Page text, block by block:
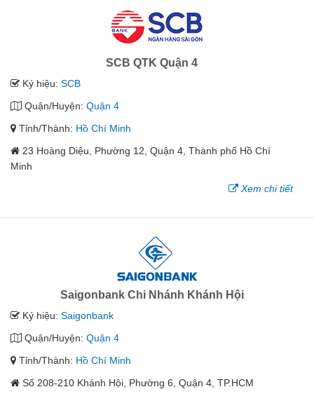
SCB QTK Quận 4
Ký hiệu: SCB
Quận/Huyện: Quận 4
Tỉnh/Thành: Hồ Chí Minh
23 Hoàng Diệu, Phường 12, Quận 4, Thành phố Hồ Chí
Minh
Xem chi tiết
Saigonbank Chi Nhánh Khánh Hội
Ký hiệu: Saigonbank
Quận/Huyện: Quận 4
Tỉnh/Thành: Hồ Chí Minh
Số 208-210 Khánh Hội, Phường 6, Quận 4, TP.HCM